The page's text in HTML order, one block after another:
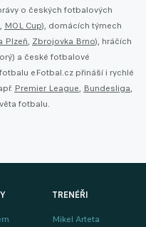
o českých fotbalových
, MOL Cup), domácích týmech
Plzeň, Zbrojovka Brno), hráčích
a české fotbalové
eFotbal.cz přináší i rychlé
Premier League, Bundesliga,
fotbalu.
TRENÉŘI
Mikel Arteta